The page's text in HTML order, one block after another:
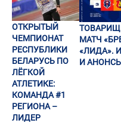
ОТКРЫТЫЙ
ЧЕМПИОНАТ
РЕСПУБЛИКИ
БЕЛАРУСЬ ПО
ЛЁГКОЙ
АТЛЕТИКЕ:
КОМАНДА #1
РЕГИОНА –
ЛИДЕР
МАТЧ
«ЛИДА».
И